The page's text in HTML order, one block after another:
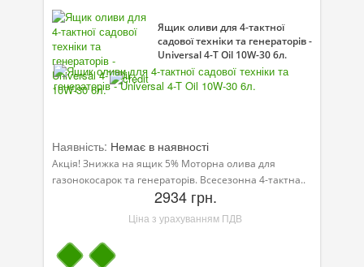
Автокосметика
Трансмісійні оливи
Сервісні продукти
Догляд за кондиціонером
Клеї і герметики
Профі-серія
Мастила
Ящик оливи для 4-тактної
садової техніки та генераторів -
Universal 4-T Oil 10W-30 6л.
Наявність: Немає в наявності
Акція! Знижка на ящик 5% Моторна олива для
газонокосарок та генераторів. Всесезонна 4-тактна..
2934 грн.
Ціна з урахуванням ПДВ